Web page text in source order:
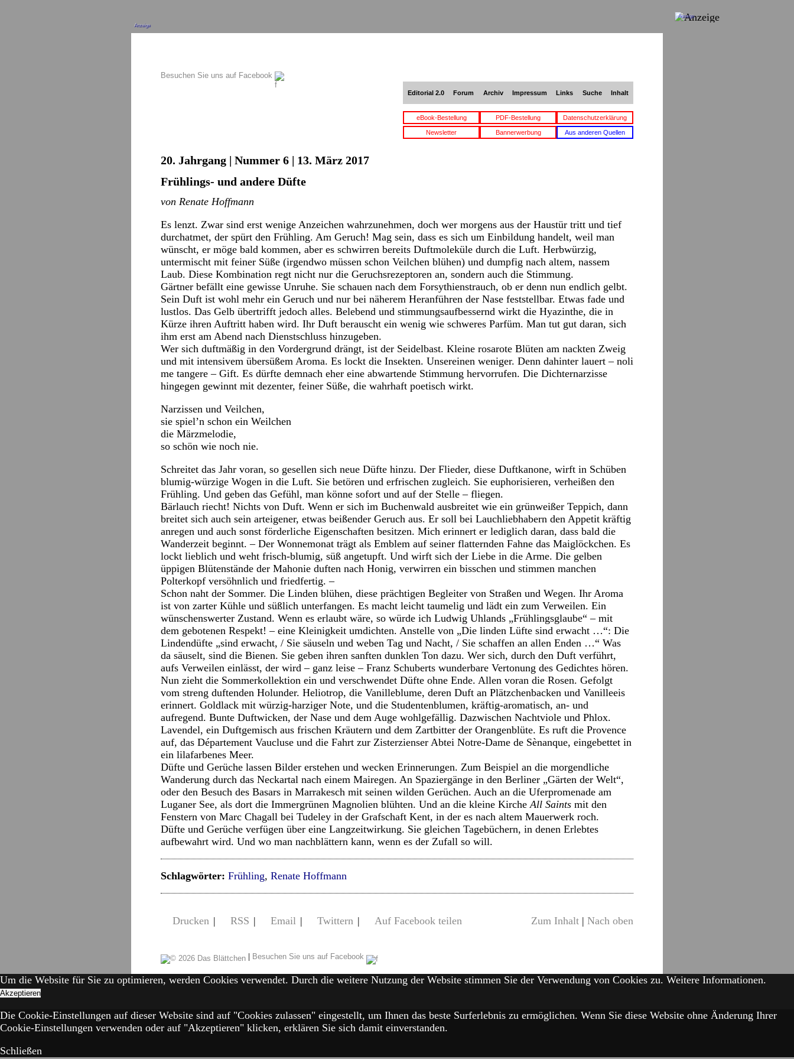
Anzeige
Besuchen Sie uns auf Facebook
Editorial 2.0 Forum Archiv Impressum Links Suche Inhalt
eBook-Bestellung PDF-Bestellung Datenschutzerklärung
Newsletter Bannerwerbung Aus anderen Quellen
20. Jahrgang | Nummer 6 | 13. März 2017
Frühlings- und andere Düfte
von Renate Hoffmann
Es lenzt. Zwar sind erst wenige Anzeichen wahrzunehmen, doch wer morgens aus der Haustür tritt und tief
durchatmet, der spürt den Frühling. Am Geruch! Mag sein, dass es sich um Einbildung handelt, weil man
wünscht, er möge bald kommen, aber es schwirren bereits Duftmoleküle durch die Luft. Herbwürzig,
untermischt mit feiner Süße (irgendwo müssen schon Veilchen blühen) und dumpfig nach altem, nassem
Laub. Diese Kombination regt nicht nur die Geruchsrezeptoren an, sondern auch die Stimmung.
Gärtner befällt eine gewisse Unruhe. Sie schauen nach dem Forsythienstrauch, ob er denn nun endlich gelbt.
Sein Duft ist wohl mehr ein Geruch und nur bei näherem Heranführen der Nase feststellbar. Etwas fade und
lustlos. Das Gelb übertrifft jedoch alles. Belebend und stimmungsaufbessernd wirkt die Hyazinthe, die in
Kürze ihren Auftritt haben wird. Ihr Duft berauscht ein wenig wie schweres Parfüm. Man tut gut daran, sich
ihm erst am Abend nach Dienstschluss hinzugeben.
Wer sich duftmäßig in den Vordergrund drängt, ist der Seidelbast. Kleine rosarote Blüten am nackten Zweig
und mit intensivem übersüßem Aroma. Es lockt die Insekten. Unsereinen weniger. Denn dahinter lauert – noli
me tangere – Gift. Es dürfte demnach eher eine abwartende Stimmung hervorrufen. Die Dichternarzisse
hingegen gewinnt mit dezenter, feiner Süße, die wahrhaft poetisch wirkt.
Narzissen und Veilchen,
sie spiel’n schon ein Weilchen
die Märzmelodie,
so schön wie noch nie.
Schreitet das Jahr voran, so gesellen sich neue Düfte hinzu. Der Flieder, diese Duftkanone, wirft in Schüben
blumig-würzige Wogen in die Luft. Sie betören und erfrischen zugleich. Sie euphorisieren, verheißen den
Frühling. Und geben das Gefühl, man könne sofort und auf der Stelle – fliegen.
Bärlauch riecht! Nichts von Duft. Wenn er sich im Buchenwald ausbreitet wie ein grünweißer Teppich, dann
breitet sich auch sein arteigener, etwas beißender Geruch aus. Er soll bei Lauchliebhabern den Appetit kräftig
anregen und auch sonst förderliche Eigenschaften besitzen. Mich erinnert er lediglich daran, dass bald die
Wanderzeit beginnt. – Der Wonnemonat trägt als Emblem auf seiner flatternden Fahne das Maiglöckchen. Es
lockt lieblich und weht frisch-blumig, süß angetupft. Und wirft sich der Liebe in die Arme. Die gelben
üppigen Blütenstände der Mahonie duften nach Honig, verwirren ein bisschen und stimmen manchen
Polterkopf versöhnlich und friedfertig. –
Schon naht der Sommer. Die Linden blühen, diese prächtigen Begleiter von Straßen und Wegen. Ihr Aroma
ist von zarter Kühle und süßlich unterfangen. Es macht leicht taumelig und lädt ein zum Verweilen. Ein
wünschenswerter Zustand. Wenn es erlaubt wäre, so würde ich Ludwig Uhlands „Frühlingsglaube“ – mit
dem gebotenen Respekt! – eine Kleinigkeit umdichten. Anstelle von „Die linden Lüfte sind erwacht …“: Die
Lindendüfte „sind erwacht, / Sie säuseln und weben Tag und Nacht, / Sie schaffen an allen Enden …“ Was
da säuselt, sind die Bienen. Sie geben ihren sanften dunklen Ton dazu. Wer sich, durch den Duft verführt,
aufs Verweilen einlässt, der wird – ganz leise – Franz Schuberts wunderbare Vertonung des Gedichtes hören.
Nun zieht die Sommerkollektion ein und verschwendet Düfte ohne Ende. Allen voran die Rosen. Gefolgt
vom streng duftenden Holunder. Heliotrop, die Vanilleblume, deren Duft an Plätzchenbacken und Vanilleeis
erinnert. Goldlack mit würzig-harziger Note, und die Studentenblumen, kräftig-aromatisch, an- und
aufregend. Bunte Duftwicken, der Nase und dem Auge wohlgefällig. Dazwischen Nachtviole und Phlox.
Lavendel, ein Duftgemisch aus frischen Kräutern und dem Zartbitter der Orangenblüte. Es ruft die Provence
auf, das Département Vaucluse und die Fahrt zur Zisterzienser Abtei Notre-Dame de Sènanque, eingebettet in
ein lilafarbenes Meer.
Düfte und Gerüche lassen Bilder erstehen und wecken Erinnerungen. Zum Beispiel an die morgendliche
Wanderung durch das Neckartal nach einem Mairegen. An Spaziergänge in den Berliner „Gärten der Welt“,
oder den Besuch des Basars in Marrakesch mit seinen wilden Gerüchen. Auch an die Uferpromenade am
Luganer See, als dort die Immergrünen Magnolien blühten. Und an die kleine KircheAll Saints mit den
Fenstern von Marc Chagall bei Tudeley in der Grafschaft Kent, in der es nach altem Mauerwerk roch.
Düfte und Gerüche verfügen über eine Langzeitwirkung. Sie gleichen Tagebüchern, in denen Erlebtes
aufbewahrt wird. Und wo man nachblättern kann, wenn es der Zufall so will.
Schlagwörter: Frühling, Renate Hoffmann
Drucken | RSS | Email | Twittern | Auf Facebook teilen Zum Inhalt | Nach oben
| Besuchen Sie uns auf Facebook
Anzeige
Um die Website für Sie zu optimieren, werden Cookies verwendet. Durch die weitere Nutzung der Website stimmen Sie der Verwendung von Cookies zu. Weitere Informationen.
Akzeptieren
Die Cookie-Einstellungen auf dieser Website sind auf "Cookies zulassen" eingestellt, um Ihnen das beste Surferlebnis zu ermöglichen. Wenn Sie diese Website ohne Änderung Ihrer
Cookie-Einstellungen verwenden oder auf "Akzeptieren" klicken, erklären Sie sich damit einverstanden.
Schließen